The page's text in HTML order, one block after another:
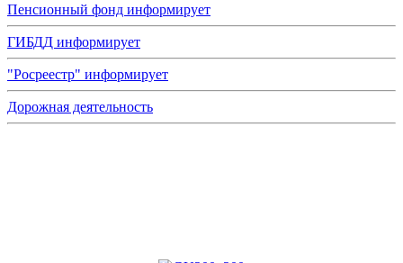
Пенсионный фонд информирует
ГИБДД информирует
"Росреестр" информирует
Дорожная деятельность